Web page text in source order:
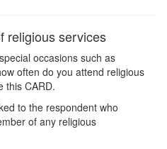
religious services
occasions such as
often do you attend religious
this CARD.
to the respondent who
of any religious